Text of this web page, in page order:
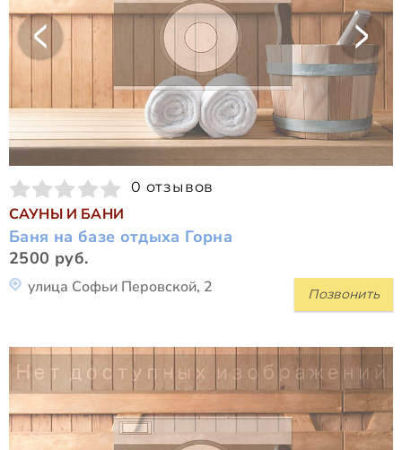
0 отзывов
САУНЫ И БАНИ
Баня на базе отдыха Горна
2500 руб.
Позвонить
улица Софьи Перовской, 2